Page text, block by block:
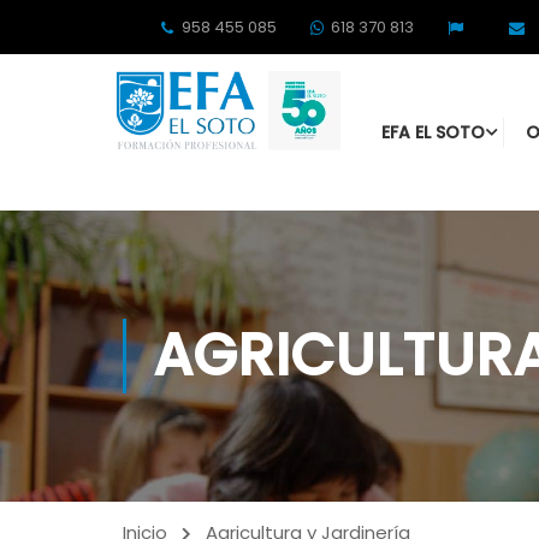
958 455 085 618 370 813
EFA EL SOTO
Inicio Agricultura y Jardinería